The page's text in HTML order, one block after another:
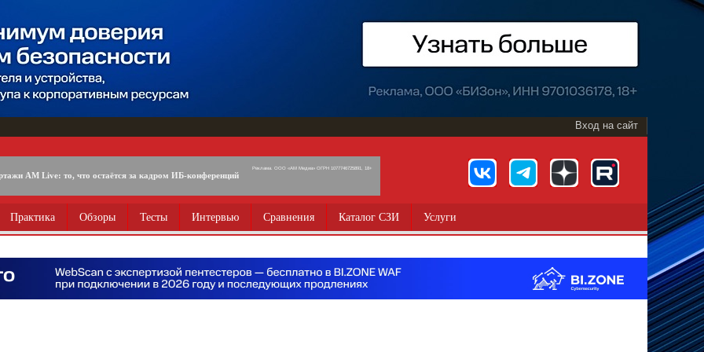
Вход на сайт
AM Live: то, что остаётся за кадром ИБ-конференций
Реклама. ООО «АМ Медиа» ОГРН 1077746725891, 18+
Практика Обзоры Тесты Интервью Сравнения Каталог СЗИ Услуги